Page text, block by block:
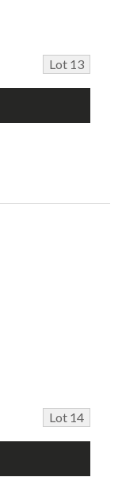
Lot 13
Lot 14